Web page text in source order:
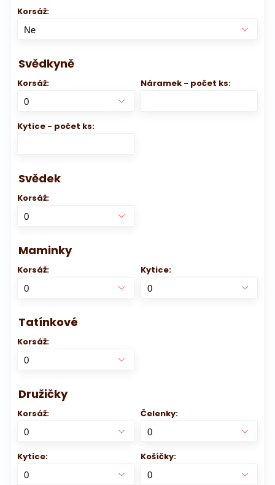
Korsáž:
Svědkyně
Korsáž:
Kytice - počet ks:
Náramek - počet ks:
Svědek
Korsáž:
Maminky
Korsáž: Kytice:
Tatínkové
Korsáž:
Družičky
Korsáž:
Kytice:
Čelenky:
Košíčky: